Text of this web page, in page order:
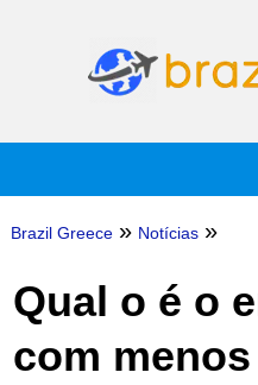
Brazil Greece » Notícias »
Qual o é o
com